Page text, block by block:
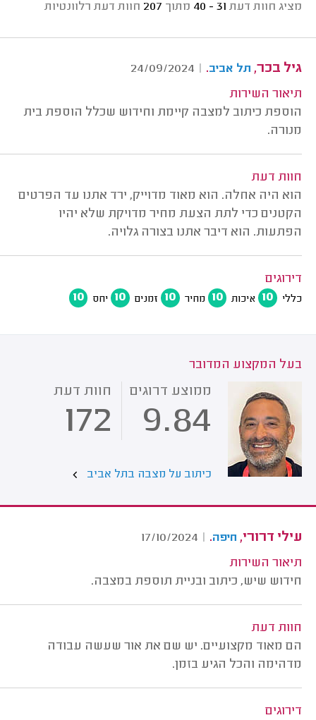
מציג חוות דעת 31 - 40 מתוך 207 חוות דעת רלוונטיות
גיל בכר, תל אביב.
|
24/09/2024
תיאור השירות
הוספת כיתוב למצבה קיימת וחידוש שכלל הוספת בית
מנורה.
חוות דעת
הוא היה אחלה. הוא מאוד מדוייק, ירד אתנו עד הפרטים
הקטנים כדי לתת הצעת מחיר מדויקת שלא יהיו
הפתעות. הוא דיבר אתנו בצורה גלויה.
דירוגים
כללי 10 איכות 10 מחיר 10 זמנים 10 יחס 10
בעל המקצוע המדובר
ממוצע דרוגים
9.84
חוות דעת
172
כיתוב על מצבה בתל אביב
עילי דרורי, חיפה.
|
17/10/2024
תיאור השירות
חידוש שיש, כיתוב ובניית תוספת במצבה.
חוות דעת
הם מאוד מקצועיים. יש שם את אור שעשה עבודה
מדהימה והכל הגיע בזמן.
דירוגים